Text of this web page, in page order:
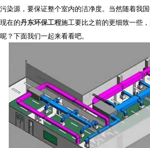
污染源，要保证整个室内的洁净度。当然随着我
现在的丹东环保工程施工要比之前的更细致一些
呢？下面我们一起来看看吧。